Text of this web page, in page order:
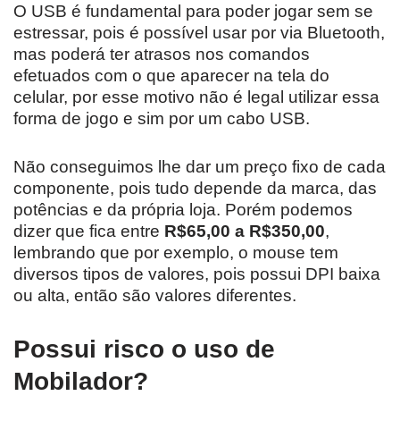
O USB é fundamental para poder jogar sem se
estressar, pois é possível usar por via Bluetooth,
mas poderá ter atrasos nos comandos
efetuados com o que aparecer na tela do
celular, por esse motivo não é legal utilizar essa
forma de jogo e sim por um cabo USB.
Não conseguimos lhe dar um preço fixo de cada
componente, pois tudo depende da marca, das
potências e da própria loja. Porém podemos
dizer que fica entre R$65,00 a R$350,00,
lembrando que por exemplo, o mouse tem
diversos tipos de valores, pois possui DPI baixa
ou alta, então são valores diferentes.
Possui risco o uso de
Mobilador?